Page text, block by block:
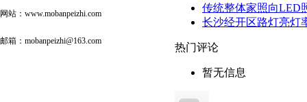
网站：www.mobanpeizhi.com
邮箱：mobanpeizhi@163.com
传统整体家照向LED
长沙经开区路灯亮灯
热门评论
暂无信息